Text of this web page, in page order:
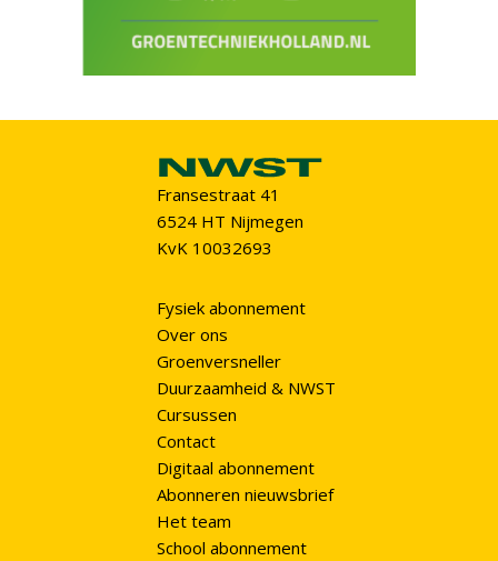
Fransestraat 41
6524 HT Nijmegen
KvK 10032693
Fysiek abonnement
Over ons
Groenversneller
Duurzaamheid & NWST
Cursussen
Contact
Digitaal abonnement
Abonneren nieuwsbrief
Het team
School abonnement